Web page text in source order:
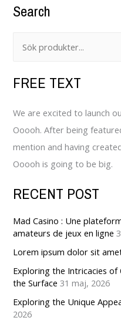
Search
k
f
t
e
r
FREE TEXT
We are excited to launch
Ooooh. After being
mention and having
Ooooh is going to be big.
RECENT POST
Mad Casino : Une
amateurs de jeux en ligne
Lorem ipsum dolor sit
Exploring the Intricacies of
the Surface 31 maj, 2026
Exploring the Unique
2026